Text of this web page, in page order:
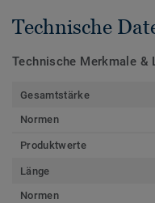
Technische
Technische Merkmale &
Gesamtstärke
Normen
Produktwerte
Länge
Normen